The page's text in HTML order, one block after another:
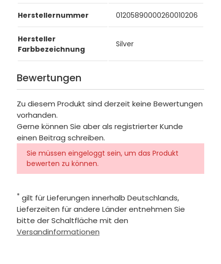
Herstellernummer 01205890000260010206
Hersteller
Farbbezeichnung
Silver
Bewertungen
Zu diesem Produkt sind derzeit keine Bewertungen
vorhanden.
Gerne können Sie aber als registrierter Kunde
einen Beitrag schreiben.
Sie müssen eingeloggt sein, um das Produkt
bewerten zu können.
* gilt für Lieferungen innerhalb Deutschlands,
Lieferzeiten für andere Länder entnehmen Sie
bitte der Schaltfläche mit den
Versandinformationen